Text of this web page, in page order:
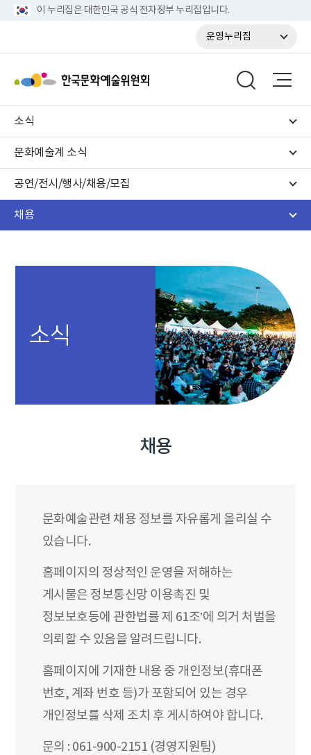
이 누리집은 대한민국 공식 전자정부 누리집입니다.
운영누리집
소식
문화예술계 소식
공연/전시/행사/채용/모집
채용
소식
채용
문화예술관련 채용 정보를 자유롭게 올리실 수
있습니다.
홈페이지의 정상적인 운영을 저해하는
게시물은 정보통신망 이용촉진 및
정보보호등에 관한법률 제 61조’에 의거 처벌을
의뢰할 수 있음을 알려드립니다.
홈페이지에 기재한 내용 중 개인정보(휴대폰
번호, 계좌 번호 등)가 포함되어 있는 경우
개인정보를 삭제 조치 후 게시하여야 합니다.
문의 : 061-900-2151 (경영지원팀)